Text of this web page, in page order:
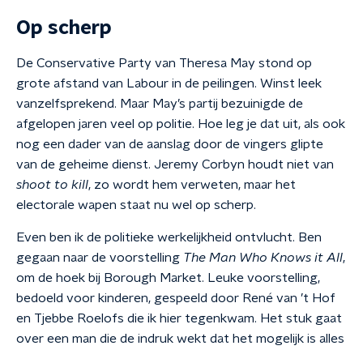
Op scherp
De Conservative Party van Theresa May stond op
grote afstand van Labour in de peilingen. Winst leek
vanzelfsprekend. Maar May’s partij bezuinigde de
afgelopen jaren veel op politie. Hoe leg je dat uit, als ook
nog een dader van de aanslag door de vingers glipte
van de geheime dienst. Jeremy Corbyn houdt niet van
shoot to kill, zo wordt hem verweten, maar het
electorale wapen staat nu wel op scherp.
Even ben ik de politieke werkelijkheid ontvlucht. Ben
gegaan naar de voorstelling The Man Who Knows it All,
om de hoek bij Borough Market. Leuke voorstelling,
bedoeld voor kinderen, gespeeld door René van ’t Hof
en Tjebbe Roelofs die ik hier tegenkwam. Het stuk gaat
over een man die de indruk wekt dat het mogelijk is alles